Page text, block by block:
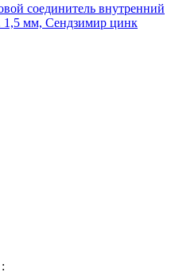
соединитель внутренний
1,5 мм, Сендзимир цинк